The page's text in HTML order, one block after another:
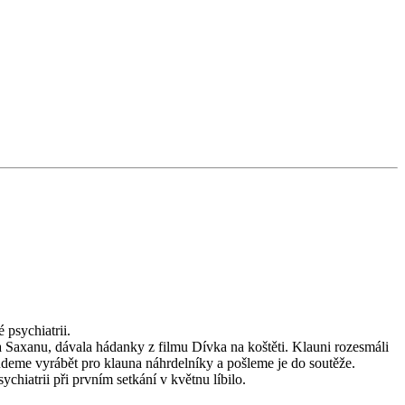
psychiatrii.
dávala hádanky z filmu Dívka na koštěti. Klauni rozesmáli
vyrábět pro klauna náhrdelníky a pošleme je do soutěže.
při prvním setkání v květnu líbilo.